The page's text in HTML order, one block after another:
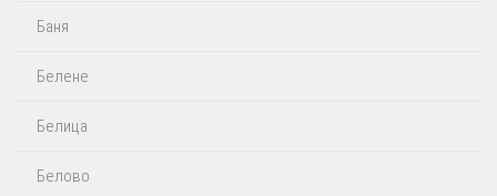
Баня
Белене
Белица
Белово